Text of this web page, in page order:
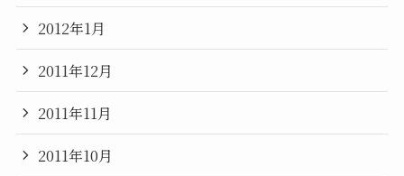
2012年1月
2011年12月
2011年11月
2011年10月